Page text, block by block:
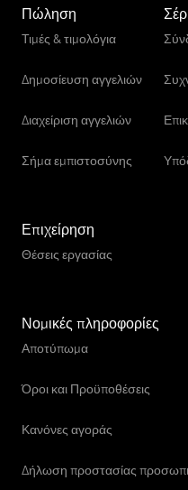
Πώληση
Τιμές & τιμολόγια
Δημοσίευση αγγελιών
Διαχείριση αγγελιών
Σήμα εμπιστοσύνης
Επιχείρηση
Θέσεις εργασίας
Νομικές πληροφορίες
Αποτύπωμα
Όροι και Προϋποθέσεις
Κανόνες αγοράς
Δήλωση προστασίας